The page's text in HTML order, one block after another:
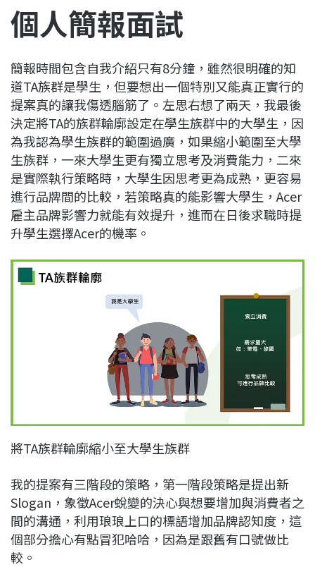
個人簡報面試
簡報時間包含自我介紹只有8分鐘，雖然很明確的知
道TA族群是學生，但要想出一個特別又能真正實行的
提案真的讓我傷透腦筋了。左思右想了兩天，我最後
決定將TA的族群輪廓設定在學生族群中的大學生，因
為我認為學生族群的範圍過廣，如果縮小範圍至大學
生族群，一來大學生更有獨立思考及消費能力，二來
是實際執行策略時，大學生因思考更為成熟，更容易
進行品牌間的比較，若策略真的能影響大學生，Acer
雇主品牌影響力就能有效提升，進而在日後求職時提
升學生選擇Acer的機率。
將TA族群輪廓縮小至大學生族群
我的提案有三階段的策略，第一階段策略是提出新
Slogan，象徵Acer蛻變的決心與想要增加與消費者之
間的溝通，利用琅琅上口的標語增加品牌認知度，這
個部分擔心有點冒犯哈哈，因為是跟舊有口號做比
較。